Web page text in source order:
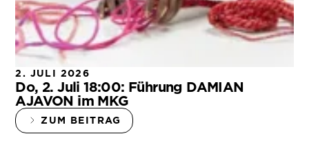
2. JULI 2026
Do, 2. Juli 18:00: Führung DAMIAN
AJAVON im MKG
ZUM BEITRAG